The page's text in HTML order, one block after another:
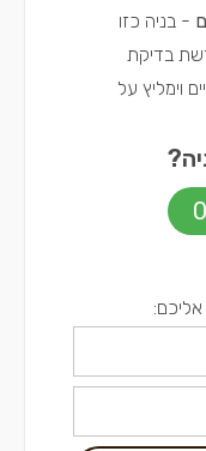
- בניה כזו
בדיקת
וימליץ על
אליכם: